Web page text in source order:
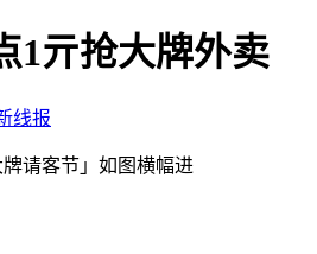
1亓抢大牌外卖
线报
请客节」如图横幅进